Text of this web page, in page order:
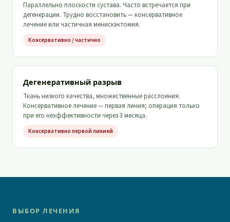
Параллельно плоскости сустава. Часто встречается при
дегенерации. Трудно восстановить — консервативное
лечение или частичная менискэктомия.
Консервативно / частично
Дегенеративный разрыв
Ткань низкого качества, множественные расслоения.
Консервативное лечение — первая линия; операция только
при его неэффективности через 3 месяца.
Консервативно первой линией
ВЫБОР ЛЕЧЕНИЯ